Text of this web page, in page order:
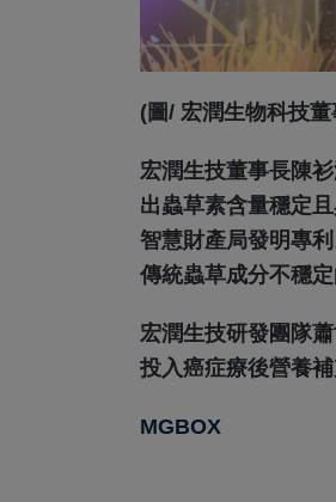
(圖/ 宏潤生物科技
宏潤生技董事長陳
出蟲草素含量穩定
智慧財產局發明專
傳統蟲草成分不穩
宏潤生技研發團隊
投入癌症療後營養
MGBOX